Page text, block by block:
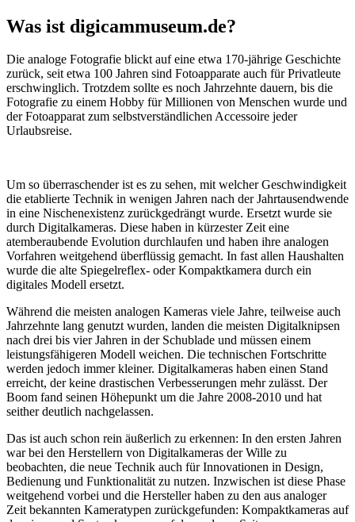
Was ist digicammuseum.de?
Die analoge Fotografie blickt auf eine etwa 170-jährige Geschichte
zurück, seit etwa 100 Jahren sind Fotoapparate auch für Privatleute
erschwinglich. Trotzdem sollte es noch Jahrzehnte dauern, bis die
Fotografie zu einem Hobby für Millionen von Menschen wurde und
der Fotoapparat zum selbstverständlichen Accessoire jeder
Urlaubsreise.
Um so überraschender ist es zu sehen, mit welcher Geschwindigkeit
die etablierte Technik in wenigen Jahren nach der Jahrtausendwende
in eine Nischenexistenz zurückgedrängt wurde. Ersetzt wurde sie
durch Digitalkameras. Diese haben in kürzester Zeit eine
atemberaubende Evolution durchlaufen und haben ihre analogen
Vorfahren weitgehend überflüssig gemacht. In fast allen Haushalten
wurde die alte Spiegelreflex- oder Kompaktkamera durch ein
digitales Modell ersetzt.
Während die meisten analogen Kameras viele Jahre, teilweise auch
Jahrzehnte lang genutzt wurden, landen die meisten Digitalknipsen
nach drei bis vier Jahren in der Schublade und müssen einem
leistungsfähigeren Modell weichen. Die technischen Fortschritte
werden jedoch immer kleiner. Digitalkameras haben einen Stand
erreicht, der keine drastischen Verbesserungen mehr zulässt. Der
Boom fand seinen Höhepunkt um die Jahre 2008-2010 und hat
seither deutlich nachgelassen.
Das ist auch schon rein äußerlich zu erkennen: In den ersten Jahren
war bei den Herstellern von Digitalkameras der Wille zu
beobachten, die neue Technik auch für Innovationen in Design,
Bedienung und Funktionalität zu nutzen. Inzwischen ist diese Phase
weitgehend vorbei und die Hersteller haben zu den aus analoger
Zeit bekannten Kameratypen zurückgefunden: Kompaktkameras auf